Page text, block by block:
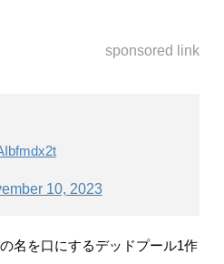
sponsored link
10, 2023
名を口にするデッドプール1作